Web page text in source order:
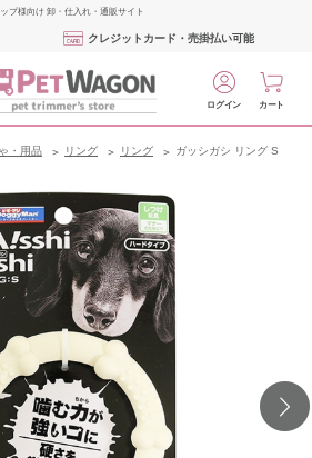
プ様向け 卸・仕入れ・通販サイト
クレジットカード・売掛払い可能
ログイン カート
・用品 リング リング ガッシガシ リング S